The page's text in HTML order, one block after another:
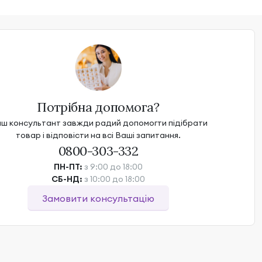
Потрібна допомога?
консультант завжди радий допомогти підібрати
товар і відповісти на всі Ваші запитання.
0800-303-332
ПН-ПТ: з 9:00 до 18:00
СБ-НД: з 10:00 до 18:00
Замовити консультацію